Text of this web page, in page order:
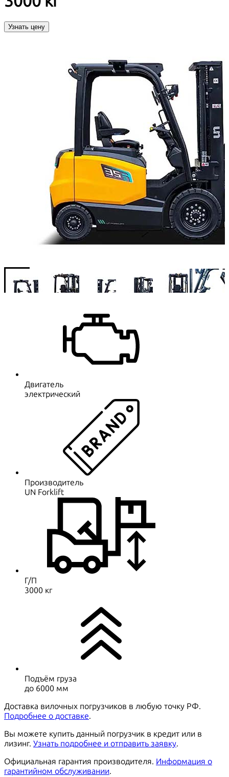
Узнать цену
Двигатель
электрический
Производитель
UN Forklift
Г/П
3000 кг
Подъём груза
до 6000 мм
Доставка вилочных погрузчиков в любую точку РФ.
Подробнее о доставке.
Вы можете купить данный погрузчик в кредит или в
лизинг. Узнать подробнее и отправить заявку.
Официальная гарантия производителя. Информация о
гарантийном обслуживании.